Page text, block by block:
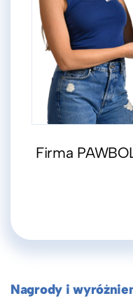
Firma
Nagrody i